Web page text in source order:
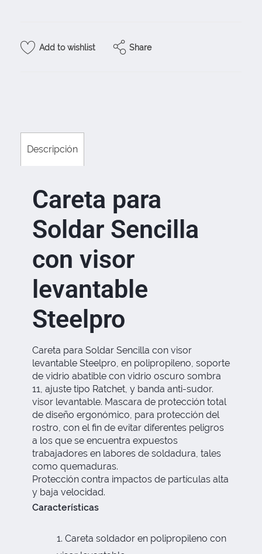
Add to wishlist Share
Descripción
Careta para
Soldar Sencilla
con visor
levantable
Steelpro
Careta para Soldar Sencilla con visor
levantable Steelpro, en polipropileno, soporte
de vidrio abatible con vidrio oscuro sombra
11, ajuste tipo Ratchet, y banda anti-sudor.
visor levantable. Mascara de protección total
de diseño ergonómico, para protección del
rostro, con el fin de evitar diferentes peligros
a los que se encuentra expuestos
trabajadores en labores de soldadura, tales
como quemaduras.
Protección contra impactos de partículas alta
y baja velocidad.
Características
Careta soldador en polipropileno con